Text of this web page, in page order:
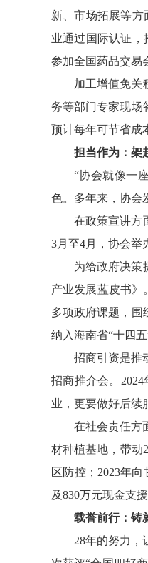
新、市场拓展等
业通过国际认证，
参加全国药品交易
加工增值免关
务等部门专家现场
预计每年可节省成
担当作为：架
“协会就像一
色。多年来，协会
在政策宣讲方
3月至4月，协会举
为给政府决策
产业发展蓝皮书》
多项政府课题，围
纳入海南省“十四
招商引资是推
招商推介会。
业，更要做好后续
在社会责任方
材种植基地，带动
区防控；2023年
及830万元现金支
载誉前行：铸
28年的努力，